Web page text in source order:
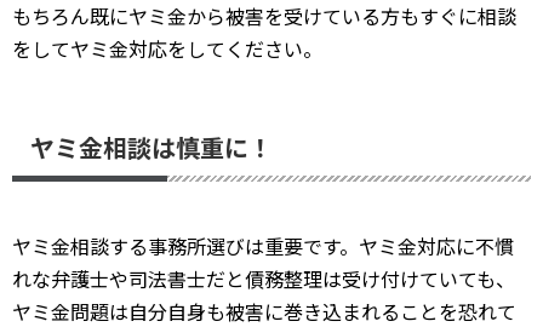
もちろん既にヤミ金から被害を受けている方もすぐに相談
をしてヤミ金対応をしてください。
ヤミ金相談は慎重に！
ヤミ金相談する事務所選びは重要です。ヤミ金対応に不慣
れな弁護士や司法書士だと債務整理は受け付けていても、
ヤミ金問題は自分自身も被害に巻き込まれることを恐れて